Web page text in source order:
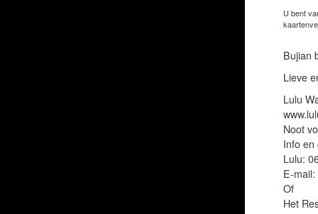
U bent
Bujian
Lieve
Lulu
Noot
Info en
Lulu:
E-
Of
Het